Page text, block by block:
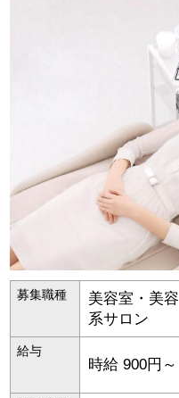
募集職種
美容室・美容
系サロン
給与
時給 900円～